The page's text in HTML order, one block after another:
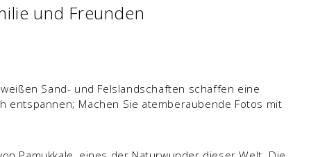
und Freunden
Sand- und Felslandschaften schaffen eine
entspannen; Machen Sie atemberaubende Fotos mit